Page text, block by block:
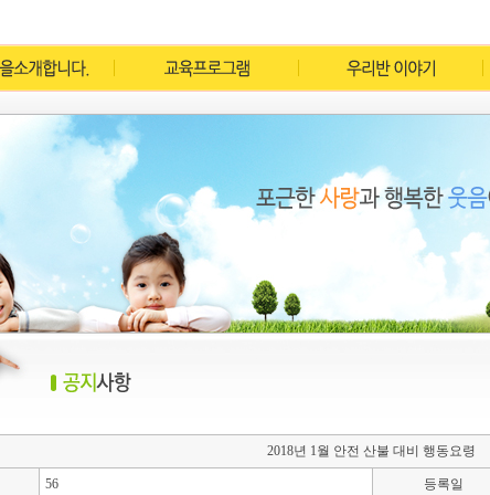
2018년 1월 안전 산불 대비 행동요령
56 등록일